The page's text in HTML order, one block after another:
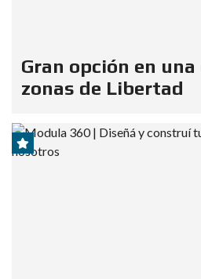
Gran opción en
zonas de Libertad